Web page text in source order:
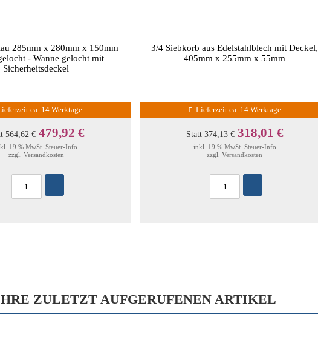
285mm x 280mm x 150mm
- Wanne gelocht mit
Sicherheitsdeckel
ca. 14 Werktage
564,62 € 479,92 €
19 % MwSt.Steuer-Info
zzgl. Versandkosten
3/4 Siebkorb aus Edelstahlblech mit Deckel,
405mm x 255mm x 55mm
Lieferzeit ca. 14 Werktage
Statt374,13 € 318,01 €
inkl. 19 % MwSt. Steuer-Info
zzgl.Versandkosten
ZULETZT AUFGERUFENEN ARTIKEL